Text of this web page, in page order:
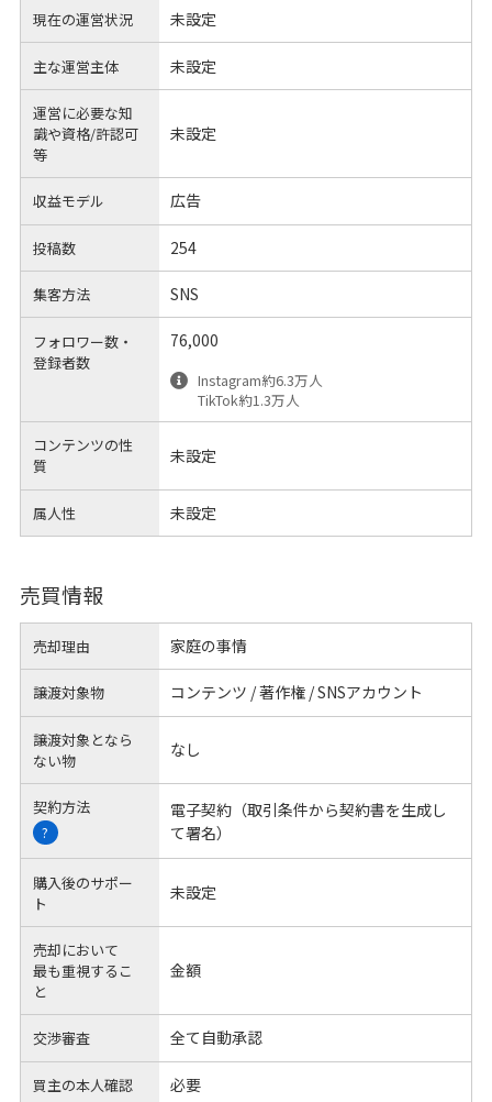
現在の運営状況 未設定
主な運営主体 未設定
運営に必要な知
識や資格/許認可
等
未設定
収益モデル 広告
投稿数 254
集客方法 SNS
フォロワー数・
登録者数
76,000
Instagram約6.3万人
TikTok約1.3万人
コンテンツの性
質
未設定
属人性 未設定
売買情報
売却理由 家庭の事情
譲渡対象物 コンテンツ / 著作権 / SNSアカウント
譲渡対象となら
ない物
なし
契約方法
?
電子契約（取引条件から契約書を生成し
て署名）
購入後のサポー
ト
未設定
売却において
最も重視するこ
と
金額
交渉審査 全て自動承認
買主の本人確認 必要